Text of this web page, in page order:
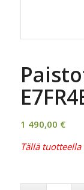
1 490,00 €
Tällä